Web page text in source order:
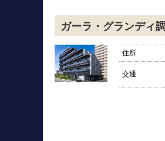
ガーラ・グランディ
住所
交通